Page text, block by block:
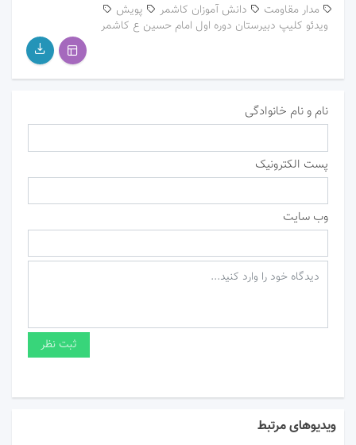
پویش
دانش آموزان کاشمر
مدار مقاومت
ویدئو کلیپ دبیرستان دوره اول امام حسین ع کاشمر
نام و نام خانوادگی
پست الکترونیک
وب سایت
ویدیوهای مرتبط